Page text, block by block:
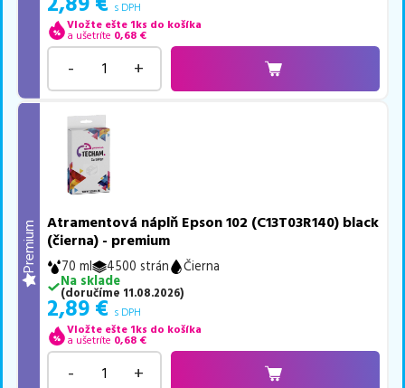
s DPH
Vložte ešte 1ks do košíka
a ušetríte 0,68 €
- +
Premium
Atramentová náplň Epson 102 (C13T03R140) black
(čierna) - premium
70 ml 4500 strán
Čierna
Na sklade
(doručíme 11.08.2026)
2,89 € s DPH
Vložte ešte 1ks do košíka
a ušetríte 0,68 €
- +